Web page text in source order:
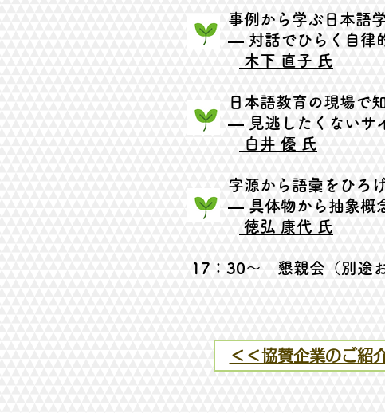
事例から学ぶ日本語学
― 対話でひらく自律
木下 直子 氏
日本語教育の現場で知
― 見逃したくないサイ
白井 優 氏
字源から語彙をひろげ
― 具体物から抽象概念
徳弘 康代 氏
​17：30～ 懇親会​​​（別途
＜＜協賛企業のご紹